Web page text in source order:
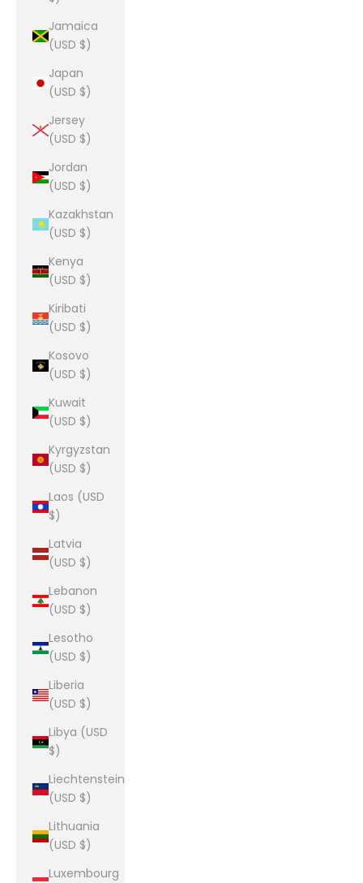
Jamaica
(USD $)
Japan
(USD $)
Jersey
(USD $)
Jordan
(USD $)
Kazakhstan
(USD $)
Kenya
(USD $)
Kiribati
(USD $)
Kosovo
(USD $)
Kuwait
(USD $)
Kyrgyzstan
(USD $)
Laos (USD
$)
Latvia
(USD $)
Lebanon
(USD $)
Lesotho
(USD $)
Liberia
(USD $)
Libya (USD
$)
Liechtenstein
(USD $)
Lithuania
(USD $)
Luxembourg